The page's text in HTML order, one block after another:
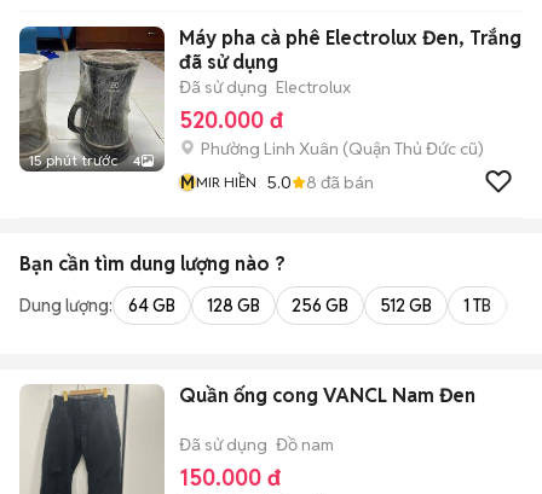
15 phút trước 4
Máy pha cà phê Electrolux Đen, Trắng
đã sử dụng
Đã sử dụng Electrolux
520.000 đ
Phường Linh Xuân (Quận Thủ Đức cũ)
MMIR HIỀN 5.0 8 đã bán
Bạn cần tìm dung lượng nào ?
Dung lượng: 64 GB 128 GB 256 GB 512 GB 1 TB
Quần ống cong VANCL Nam Đen
Đã sử dụng Đồ nam
150.000 đ